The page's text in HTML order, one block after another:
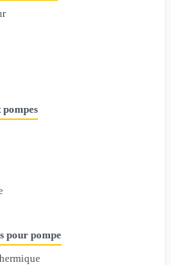
pour pompe